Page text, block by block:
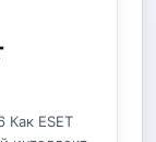
Как ESET